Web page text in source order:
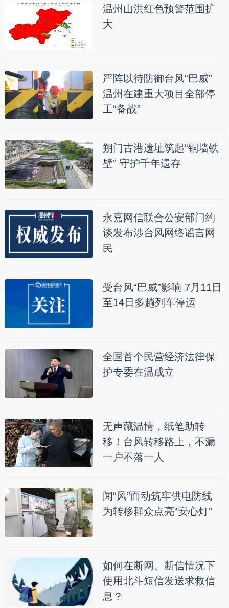
温州山洪红色预警范围扩
大
严阵以待防御台风“巴威”
温州在建重大项目全部停
工“备战”
朔门古港遗址筑起“铜墙铁
壁” 守护千年遗存
永嘉网信联合公安部门约
谈发布涉台风网络谣言网
民
受台风“巴威”影响 7月11日
至14日多趟列车停运
全国首个民营经济法律保
护专委在温成立
无声藏温情，纸笔助转
移！台风转移路上，不漏
一户不落一人
闻“风”而动筑牢供电防线
为转移群众点亮“安心灯”
如何在断网、断信情况下
使用北斗短信发送求救信
息？